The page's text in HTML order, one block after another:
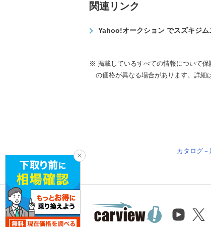
関連リンク
Yahoo!オークション でスズキジム
※ 掲載しているすべての情報について
の価格が異なる場合があります。詳細
カタログ